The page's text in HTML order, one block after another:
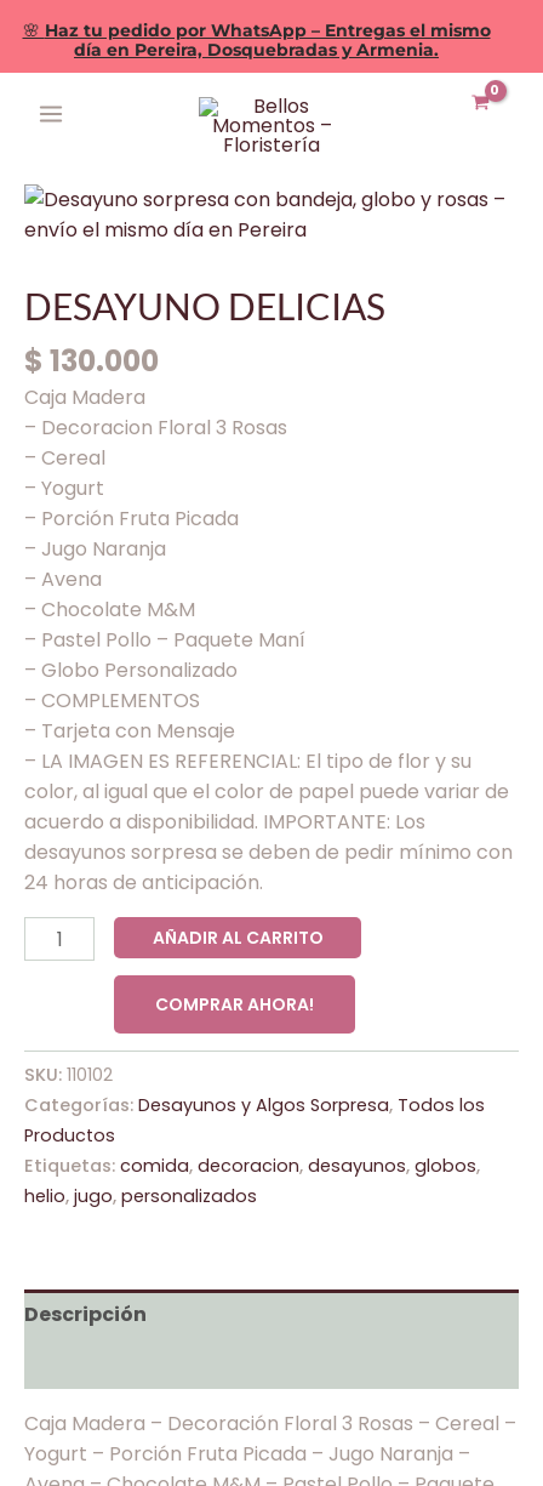
MAIN
DESAYUNO DELICIAS
$ 130.000
Caja Madera
– Decoracion Floral 3 Rosas
– Cereal
– Yogurt
– Porción Fruta Picada
– Jugo Naranja
– Avena
– Chocolate M&M
– Pastel Pollo – Paquete Maní
– Globo Personalizado
– COMPLEMENTOS
– Tarjeta con Mensaje
– LA IMAGEN ES REFERENCIAL: El tipo de flor y su
color, al igual que el color de papel puede variar de
acuerdo a disponibilidad. IMPORTANTE: Los
desayunos sorpresa se deben de pedir mínimo con
24 horas de anticipación.
DESAYUNO
DELICIAS
AÑADIR AL CARRITO
COMPRAR AHORA!
SKU: 110102
Categorías: Desayunos y Algos Sorpresa, Todos los
Productos
Etiquetas: comida, decoracion, desayunos, globos,
helio, jugo, personalizados
Descripción
Caja Madera – Decoración Floral 3 Rosas – Cereal –
Yogurt – Porción Fruta Picada – Jugo Naranja –
🌸 Haz tu pedido por WhatsApp – Entregas el mismo
día en Pereira, Dosquebradas y Armenia.